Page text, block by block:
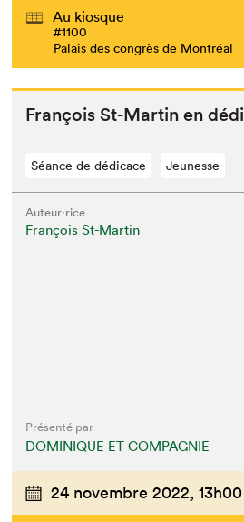
Au kiosque
#1100
Palais des congrès de Montréal
François St-Mar­tin en
Séance de dédicace Jeunesse
Auteur·rice
François St-Martin
Présenté par
DOMINIQUE ET COMPAGNIE
24 novembre 2022, 13h00